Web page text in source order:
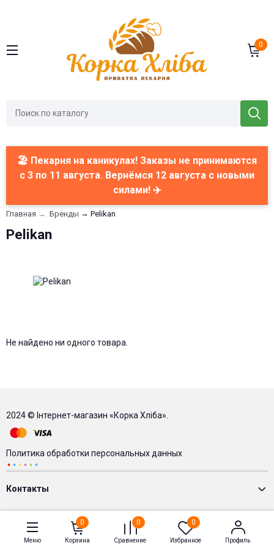
0
🏖️ Пекарня на каникулах! Заказы не принимаются
с 3 по 11 августа. Вернёмся 12 августа с новыми
силами! ✈️
Главная → Бренды → Pelikan
Pelikan
Не найдено ни одного товара.
2024 © Інтернет-магазин «Корка Хліба».
Политика обработки персональных данных
Контакты
Меню
0
Корзина
0
Сравнение
0
Избранное Профиль